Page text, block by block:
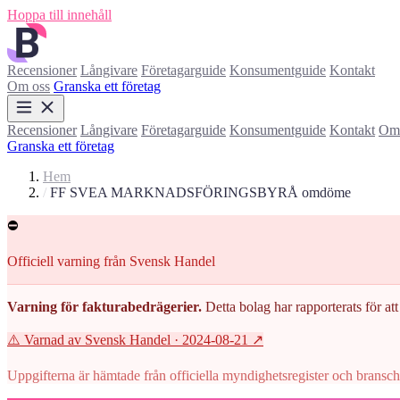
Hoppa till innehåll
Recensioner Långivare Företagarguide Konsumentguide Kontakt
Om oss Granska ett företag
Recensioner Långivare Företagarguide Konsumentguide Kontakt
Granska ett företag
Hem
/ FF SVEA MARKNADSFÖRINGSBYRÅ omdöme
⛔
Officiell varning från Svensk Handel
Varning för fakturabedrägerier. Detta bolag har rapporterats för
⚠️ Varnad av Svensk Handel · 2024-08-21 ↗
Uppgifterna är hämtade från officiella myndighetsregister och